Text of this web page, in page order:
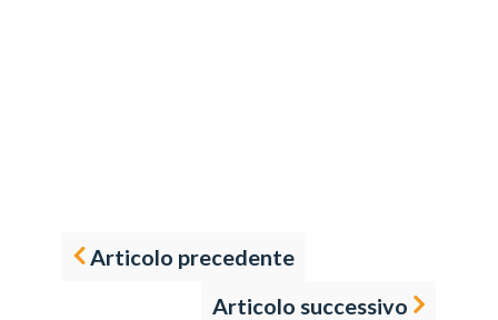
Articolo precedente
Articolo successivo